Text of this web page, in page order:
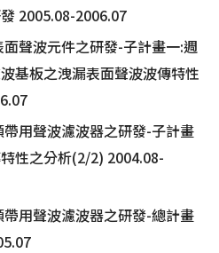
2005.08-2006.07
聲波元件之研發-子計畫一:週
基板之洩漏表面聲波波傳特性
用聲波濾波器之研發-子計畫
性之分析(2/2) 2004.08-
用聲波濾波器之研發-總計畫